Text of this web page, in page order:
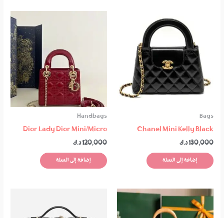
Bags
Chanel Mini Kelly Black
130,000د.ك
إضافة إلى السلة
Handbags
Dior Lady Dior Mini/micro
120,000د.ك
إضافة إلى السلة